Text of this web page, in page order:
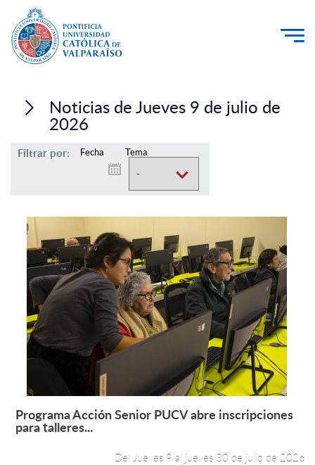
Investigación, Creación e Innovación
Vinculación con el Medio
Admisión
Pregrado
Postgrado
Formación Continua
Estudiantes
Funcionarios
Alumni
Noticias de Jueves 9 de julio de
2026
Filtrar por: Fecha Tema
Leer más +
Programa Acción Senior PUCV abre inscripciones
para talleres...
Del Jueves 9 al jueves 30 de julio de 2026